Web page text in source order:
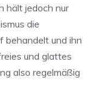
hält jedoch nur
die
behandelt und ihn
und glattes
also regelmäßig